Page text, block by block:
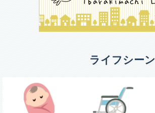
ライフシーン